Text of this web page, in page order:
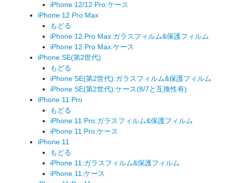
iPhone 12/12 Pro:ケース
iPhone 12 Pro Max
もどる
iPhone 12 Pro Max:ガラスフィルム&保護フィルム
iPhone 12 Pro Max:ケース
iPhone SE(第2世代)
もどる
iPhone SE(第2世代):ガラスフィルム&保護フィルム
iPhone SE(第2世代):ケース(8/7と互換性有)
iPhone 11 Pro
もどる
iPhone 11 Pro:ガラスフィルム&保護フィルム
iPhone 11 Pro:ケース
iPhone 11
もどる
iPhone 11:ガラスフィルム&保護フィルム
iPhone 11:ケース